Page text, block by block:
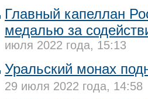
Главный капеллан
медалью за
июля 2022 года, 15:13
Уральский монах
29 июля 2022 года, 14:58